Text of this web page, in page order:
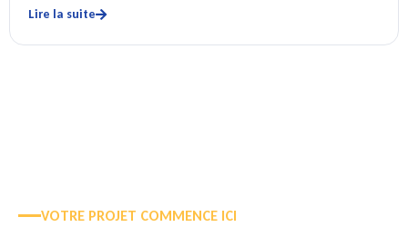
Lire la suite
VOTRE PROJET COMMENCE ICI